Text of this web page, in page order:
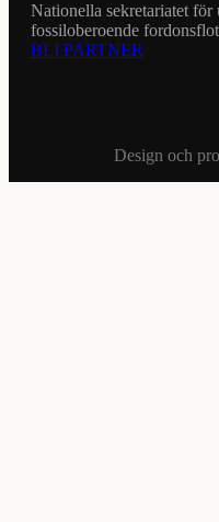
Nationella sekretariatet
fossiloberoende
BLI PARTNER
Design och